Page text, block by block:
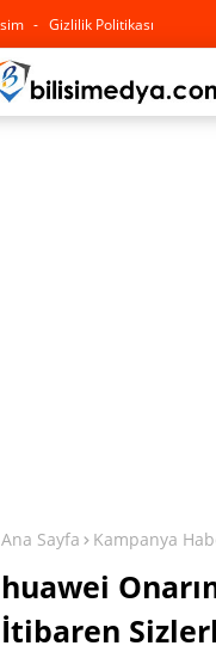
Gizlilik Politikası
Ana Sayfa Kampanya
huawei
İtibaren